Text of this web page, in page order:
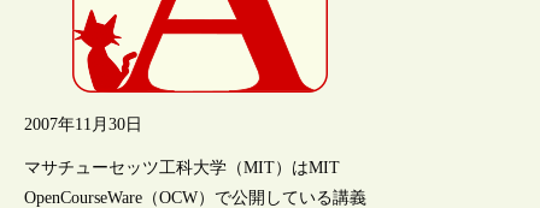
2007年11月30日
マサチューセッツ工科大学（MIT）はMIT
OpenCourseWare（OCW）で公開している講義